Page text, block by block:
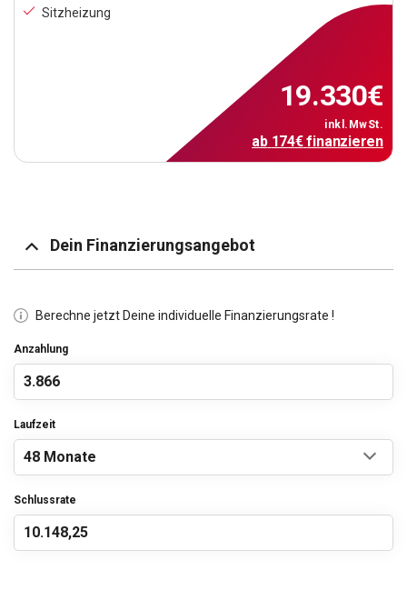
Sitzheizung
19.330€
inkl.MwSt.
ab 174€finanzieren
Dein Finanzierungsangebot
Berechne jetzt Deine individuelle Finanzierungsrate !
Anzahlung
Laufzeit
Schlussrate